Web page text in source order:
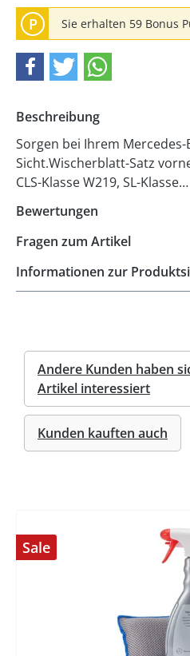
P Sie erhalten 59 Bonus
Beschreibung
Sorgen bei Ihrem
Sicht.Wischerblatt-Satz
CLS-Klasse W219, SL-Klasse…
Bewertungen
Fragen zum Artikel
Informationen zur
Andere Kunden haben
Artikel interessiert
Kunden kauften auch
Sale